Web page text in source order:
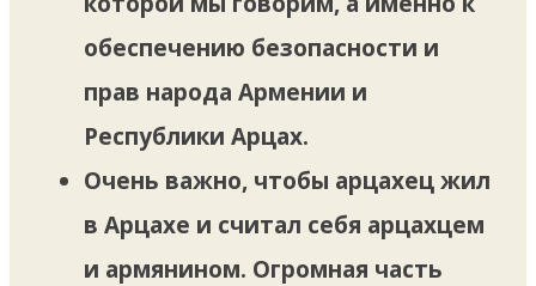
обеспечению безопасности и
прав народа Армении и
Республики Арцах.
Очень важно, чтобы арцахец жил
в Арцахе и считал себя арцахцем
и армянином. Огромная часть